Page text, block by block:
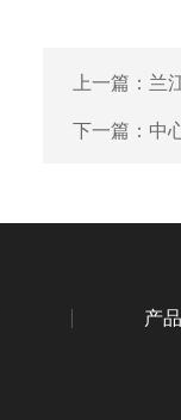
上一篇： 兰
下一篇： 中
产